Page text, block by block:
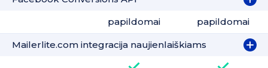
papildomai
papildomai
Mailerlite.com integracija naujienlaiškiams